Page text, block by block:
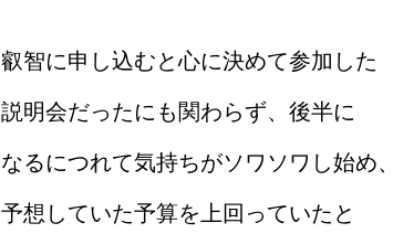
叡智に申し込むと心に決めて参加した
説明会だったにも関わらず、後半に
なるにつれて気持ちがソワソワし始め
予想していた予算を上回っていたと